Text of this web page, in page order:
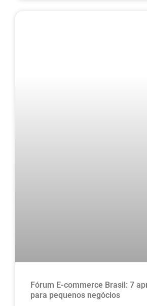
Fórum E-commerce Brasil: 7
para pequenos negócios